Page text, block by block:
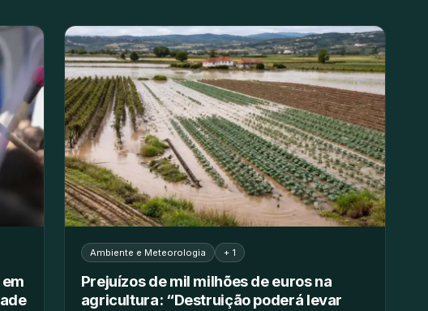
Ambiente e Meteorologia + 1
Prejuízos de mil milhões de euros na
agricultura: “Destruição poderá levar